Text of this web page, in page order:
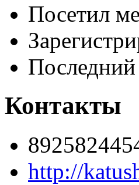
Посетил
Последний
Контакты
http://